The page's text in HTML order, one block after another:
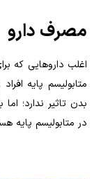
مصرف دارو
اغلب داروهایی که
متابولیسم پایه
بدن تاثیر ندارد؛
در متابولیسم پایه